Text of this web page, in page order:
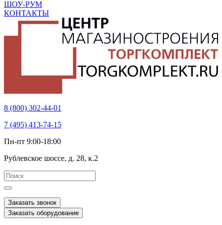
ШОУ-РУМ
КОНТАКТЫ
8 (800) 302-44-01
7 (495) 413-74-15
Пн-пт 9:00-18:00
Рублевское шоссе, д. 28, к.2
Заказать звонок
Заказать оборудование